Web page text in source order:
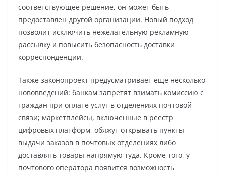
соответствующее решение, он может быть
предоставлен другой организации. Новый подход
позволит исключить нежелательную рекламную
рассылку и повысить безопасность доставки
корреспонденции.
Также законопроект предусматривает еще несколько
нововведений: банкам запретят взимать комиссию с
граждан при оплате услуг в отделениях почтовой
связи; маркетплейсы, включенные в реестр
цифровых платформ, обяжут открывать пункты
выдачи заказов в почтовых отделениях либо
доставлять товары напрямую туда. Кроме того, у
почтового оператора появится возможность